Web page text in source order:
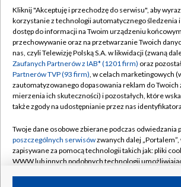
TVP
Abonament TVP
Emisja w TVP
Centrum informacji TVP
Naziemna Telewizja Cyfrowa
Rada Programowa
System NOS
Informacje o nadawcy
Regulamin TVP
Polityka prywatności
Moje zgody
Pomoc
Kontakt
Kanały
Kliknij "Akceptuję i przechodzę do serwisu", aby
korzystanie z technologii automatycznego śledzenia
dostęp do informacji na Twoim urządzeniu
przechowywanie oraz na przetwarzanie Twoich
nas, czyli Telewizję Polską S.A. w likwidacji (zwaną
Zaufanych Partnerów z IAB* (1201 firm) oraz
Partnerów TVP (93 firm), w celach marketingowych
zautomatyzowanego dopasowania reklam do
mierzenia ich skuteczności) i pozostałych, które
także zgody na udostępnianie przez nas
Twoje dane osobowe zbierane podczas odwiedzania
poszczególnych serwisówzwanych dalej
zapisywane za pomocą technologii takich jak: pliki
WWW lub innych podobnych technologii